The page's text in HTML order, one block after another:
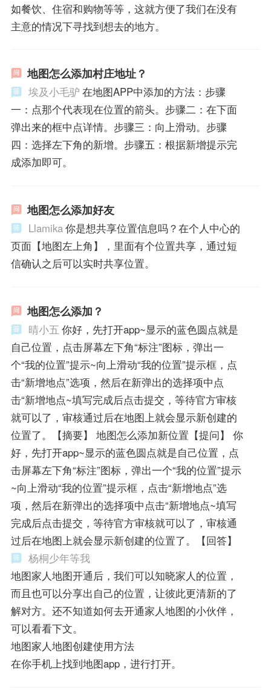
如餐饮、住宿和购物等等，这就方便了我们在没有
主意的情况下寻找到想去的地方。
地图怎么添加村庄地址？
埃及小毛驴 在地图APP中添加的方法：步骤
一：点那个代表现在位置的箭头。步骤二：在下面
弹出来的框中点详情。步骤三：向上滑动。步骤
四：选择左下角的新增。步骤五：根据新增提示完
成添加即可。
地图怎么添加好友
Llamika你是想共享位置信息吗？在个人中心的
页面【地图左上角】，里面有个位置共享，通过短
信确认之后可以实时共享位置。
地图怎么添加？
晴小五 你好，先打开app~显示的蓝色圆点就是
自己位置，点击屏幕左下角“标注”图标，弹出一
个“我的位置”提示~向上滑动“我的位置”提示框，点
击“新增地点”选项，然后在新弹出的选择项中点
击“新增地点~填写完成后点击提交，等待官方审核
就可以了，审核通过后在地图上就会显示新创建的
位置了。【摘要】 地图怎么添加新位置【提问】 你
好，先打开app~显示的蓝色圆点就是自己位置，点
击屏幕左下角“标注”图标，弹出一个“我的位置”提示
~向上滑动“我的位置”提示框，点击“新增地点”选
项，然后在新弹出的选择项中点击“新增地点~填写
完成后点击提交，等待官方审核就可以了，审核通
过后在地图上就会显示新创建的位置了。【回答】
杨桐少年等我
地图家人地图开通后，我们可以知晓家人的位置，
而且也可以分享出自己的位置，让彼此更清新的了
解对方。还不知道如何去开通家人地图的小伙伴，
可以看看下文。
地图家人地图创建使用方法
在你手机上找到地图app，进行打开。